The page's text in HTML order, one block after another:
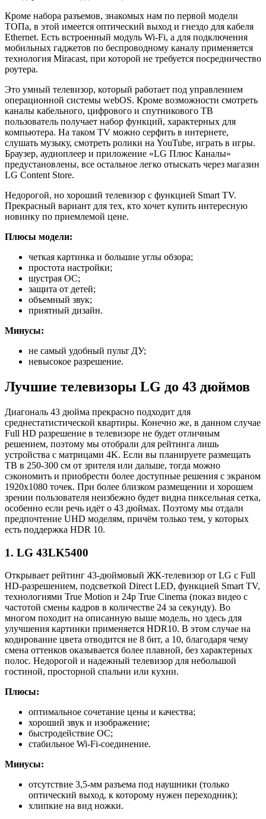
Кроме набора разъемов, знакомых нам по первой модели
ТОПа, в этой имеется оптический выход и гнездо для кабеля
Ethernet. Есть встроенный модуль Wi-Fi, а для подключения
мобильных гаджетов по беспроводному каналу применяется
технология Miracast, при которой не требуется посредничество
роутера.
Это умный телевизор, который работает под управлением
операционной системы webOS. Кроме возможности смотреть
каналы кабельного, цифрового и спутникового ТВ
пользователь получает набор функций, характерных для
компьютера. На таком TV можно серфить в интернете,
слушать музыку, смотреть ролики на YouTube, играть в игры.
Браузер, аудиоплеер и приложение «LG Плюс Каналы»
предустановлены, все остальное легко отыскать через магазин
LG Content Store.
Недорогой, но хороший телевизор с функцией Smart TV.
Прекрасный вариант для тех, кто хочет купить интересную
новинку по приемлемой цене.
Плюсы модели:
четкая картинка и большие углы обзора;
простота настройки;
шустрая ОС;
защита от детей;
объемный звук;
приятный дизайн.
Минусы:
не самый удобный пульт ДУ;
невысокое разрешение.
Лучшие телевизоры LG до 43 дюймов
Диагональ 43 дюйма прекрасно подходит для
среднестатистической квартиры. Конечно же, в данном случае
Full HD разрешение в телевизоре не будет отличным
решением, поэтому мы отобрали для рейтинга лишь
устройства с матрицами 4K. Если вы планируете размещать
ТВ в 250-300 см от зрителя или дальше, тогда можно
сэкономить и приобрести более доступные решения с экраном
1920х1080 точек. При более близком размещении и хорошем
зрении пользователя неизбежно будет видна пиксельная сетка,
особенно если речь идёт о 43 дюймах. Поэтому мы отдали
предпочтение UHD моделям, причём только тем, у которых
есть поддержка HDR 10.
1. LG 43LK5400
Открывает рейтинг 43-дюймовый ЖК-телевизор от LG с Full
HD-разрешением, подсветкой Direct LED, функцией Smart TV,
технологиями True Motion и 24p True Cinema (показ видео с
частотой смены кадров в количестве 24 за секунду). Во
многом походит на описанную выше модель, но здесь для
улучшения картинки применяется HDR10. В этом случае на
кодирование цвета отводится не 8 бит, а 10, благодаря чему
смена оттенков оказывается более плавной, без характерных
полос. Недорогой и надежный телевизор для небольшой
гостиной, просторной спальни или кухни.
Плюсы:
оптимальное сочетание цены и качества;
хороший звук и изображение;
быстродействие ОС;
стабильное Wi-Fi-соединение.
Минусы:
отсутствие 3,5-мм разъема под наушники (только
оптический выход, к которому нужен переходник);
хлипкие на вид ножки.